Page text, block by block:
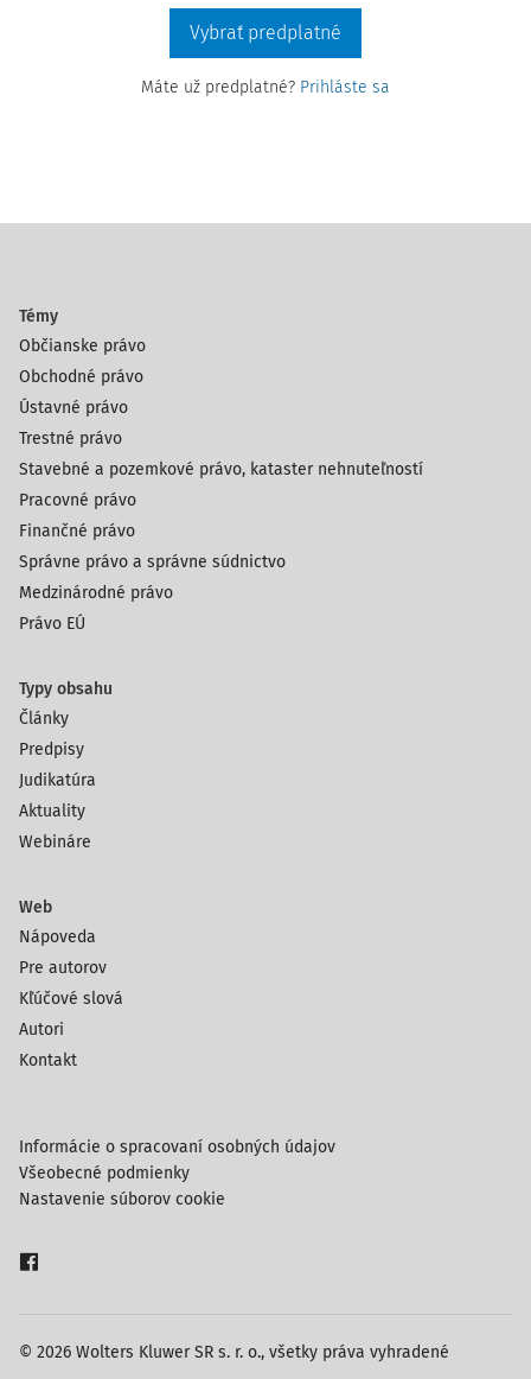
Vybrať predplatné
Máte už predplatné? Prihláste sa
Témy
Občianske právo
Obchodné právo
Ústavné právo
Trestné právo
Stavebné a pozemkové právo, kataster nehnuteľností
Pracovné právo
Finančné právo
Správne právo a správne súdnictvo
Medzinárodné právo
Právo EÚ
Typy obsahu
Články
Predpisy
Judikatúra
Aktuality
Webináre
Web
Nápoveda
Pre autorov
Kľúčové slová
Autori
Kontakt
© 2026 Wolters Kluwer SR s. r. o., všetky práva vyhradené
Informácie o spracovaní osobných údajov
Všeobecné podmienky
Nastavenie súborov cookie